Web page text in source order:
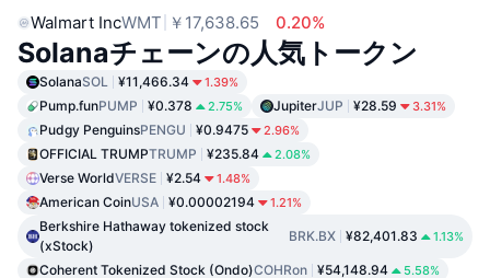
Walmart IncWMT ￥17,638.65 0.20%
Solanaチェーンの人気トークン
SolanaSOL ¥11,466.34 1.39%
Pump.funPUMP ¥0.378 2.75% JupiterJUP ¥28.59 3.31%
Pudgy PenguinsPENGU ¥0.9475 2.96%
OFFICIAL TRUMPTRUMP ¥235.84 2.08%
Verse WorldVERSE ¥2.54 1.48%
American CoinUSA ¥0.00002194 1.21%
Berkshire Hathaway tokenized stock
(xStock)
BRK.BX ¥82,401.83 1.13%
Coherent Tokenized Stock (Ondo)COHRon ¥54,148.94 5.58%